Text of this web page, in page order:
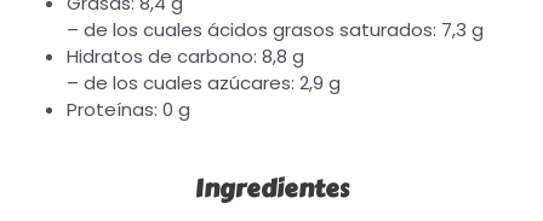
– de los cuales ácidos grasos saturados: 7,3 g
Hidratos de carbono: 8,8 g
– de los cuales azúcares: 2,9 g
Proteínas: 0 g
Ingredientes